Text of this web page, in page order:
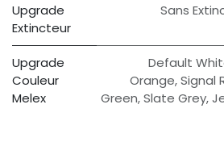
Upgrade
Extincteur
Sans
Upgrade
Couleur
Melex
Default
Orange,Signal
Green,Slate Grey,